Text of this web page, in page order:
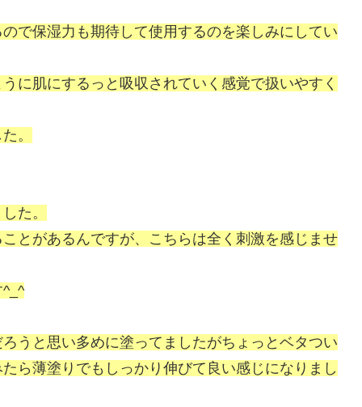
で保湿力も期待して使用するのを楽しみにしてい
に肌にするっと吸収されていく感覚で扱いやすく
。
た。
とがあるんですが、こちらは全く刺激を感じませ
うと思い多めに塗ってましたがちょっとベタつい
ら薄塗りでもしっかり伸びて良い感じになりまし